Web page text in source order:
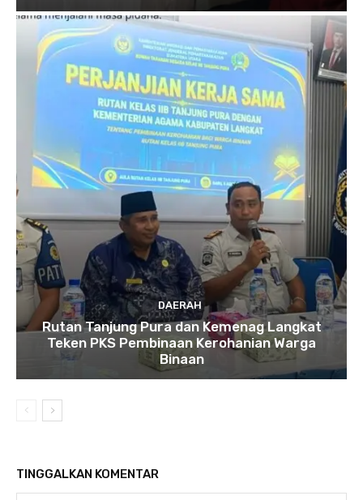
DAERAH
Rutan Tanjung Pura dan Kemenag Langkat
Teken PKS Pembinaan Kerohanian Warga
Binaan
TINGGALKAN KOMENTAR